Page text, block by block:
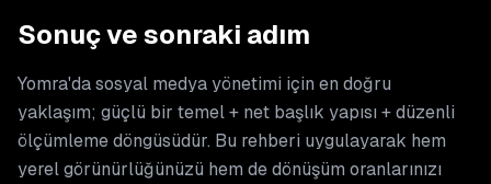
Sonuç ve sonraki adım
Yomra'da sosyal medya yönetimi için en doğru
yaklaşım; güçlü bir temel + net başlık yapısı + düzenli
ölçümleme döngüsüdür. Bu rehberi uygulayarak hem
yerel görünürlüğünüzü hem de dönüşüm oranlarınızı